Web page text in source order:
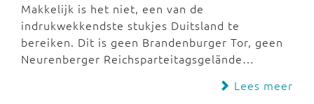
Makkelijk is het niet, een van de
indrukwekkendste stukjes Duitsland te
bereiken. Dit is geen Brandenburger Tor, geen
Neurenberger Reichsparteitagsgelände…
Lees meer